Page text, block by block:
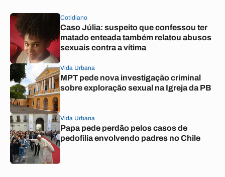
Cotidiano
Caso Júlia: suspeito que confessou ter
matado enteada também relatou abusos
sexuais contra a vítima
Vida Urbana
MPT pede nova investigação criminal
sobre exploração sexual na Igreja da PB
Vida Urbana
Papa pede perdão pelos casos de
pedofilia envolvendo padres no Chile